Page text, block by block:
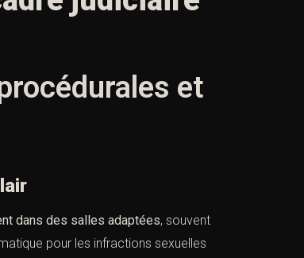
et
dans des salles adaptées, souvent
pour les infractions sexuelles